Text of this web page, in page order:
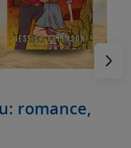
romance,